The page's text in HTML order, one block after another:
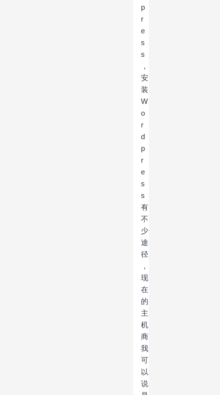
p
r
e
s
s
，
安
装
W
o
r
d
p
r
e
s
s
有
不
少
途
径
，
现
在
的
主
机
商
我
可
以
说